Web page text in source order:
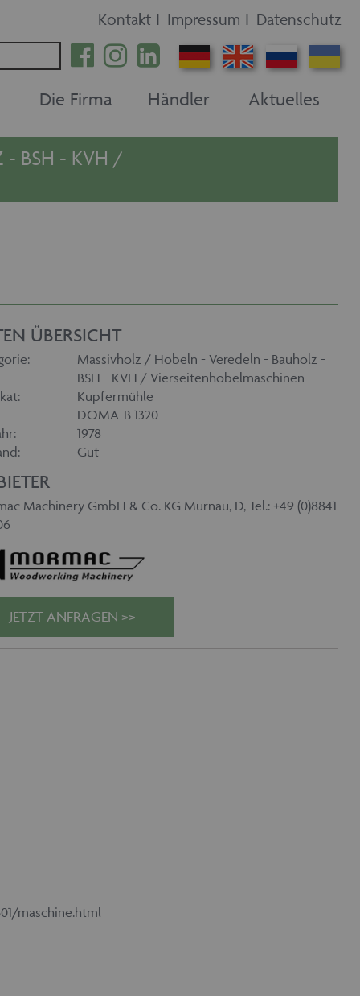
Kontakt I Impressum I Datenschutz
Die Firma Händler Aktuelles
- BSH - KVH /
ÜBERSICHT
Massivholz / Hobeln - Veredeln - Bauholz -
BSH - KVH / Vierseitenhobelmaschinen
Kupfermühle
DOMA-B 1320
1978
Gut
Machinery GmbH & Co. KG Murnau, D, Tel.: +49 (0)8841
JETZT ANFRAGEN >>
maschine.html